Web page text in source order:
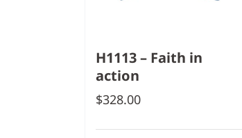
H1113 – Faith in
action
$328.00